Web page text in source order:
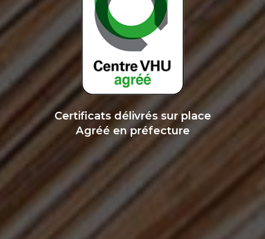
Certificats délivrés sur place
Agréé en préfecture